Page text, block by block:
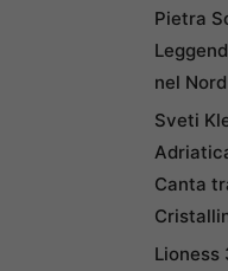
Pietra
nel
Sveti
Canta
Lioness